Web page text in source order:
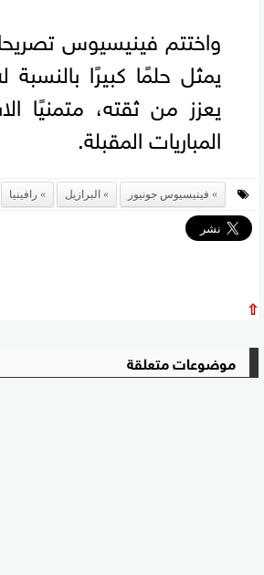
واختتم فينيسيوس
يمثل حلمًا كبيرًا
يعزز من ثقته، متمنيًا
المباريات المقبلة.
فينيسيوس جونيور البرازيل رافينيا
⇧
موضوعات متعلقة